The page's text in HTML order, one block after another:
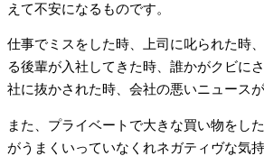
えて不安になるものです。
仕事でミスをした時、上司に叱られた時
る後輩が入社してきた時、誰かがクビに
社に抜かされた時、会社の悪いニュース
また、プライベートで大きな買い物をし
がうまくいっていなくれネガティヴな気